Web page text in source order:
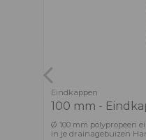
Eindkappen
100 mm -
Ø 100 mm polypropeen
in je drainagebuizen